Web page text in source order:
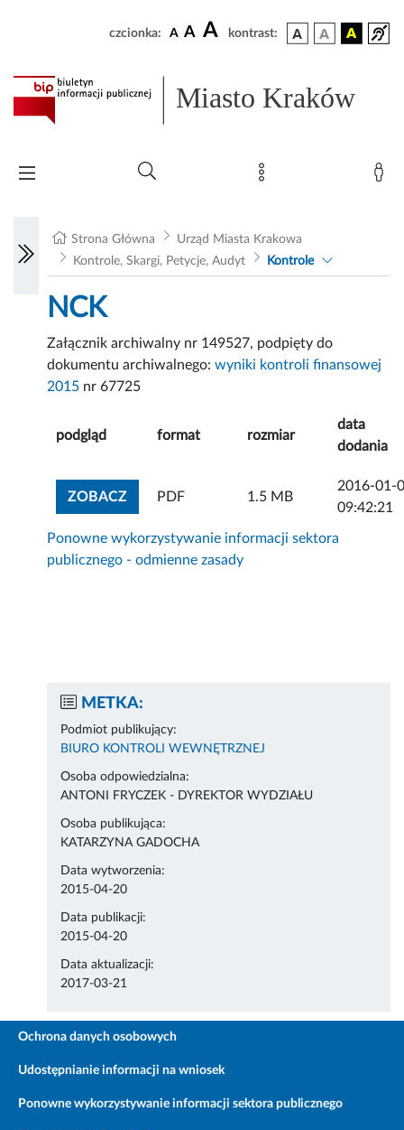
czcionka: A A A kontrast:
Miasto Kraków
Strona Główna
Urząd Miasta Krakowa
Kontrole, Skargi, Petycje, Audyt
Kontrole
NCK
Załącznik archiwalny nr 149527, podpięty do
dokumentu archiwalnego:wyniki kontroli finansowej
2015 nr 67725
podgląd format rozmiar
data
dodania
ZOBACZZOBACZ ZAŁĄCZNIK
PDF 1.5 MB
2016-01-
09:42:21
Ponowne wykorzystywanie informacji sektora
publicznego - odmienne zasady
METKA:
Podmiot publikujący:
BIURO KONTROLI WEWNĘTRZNEJ
Osoba odpowiedzialna:
ANTONI FRYCZEK - DYREKTOR WYDZIAŁU
Osoba publikująca:
KATARZYNA GADOCHA
Data wytworzenia:
2015-04-20
Data publikacji:
2015-04-20
Data aktualizacji:
2017-03-21
Ochrona danych osobowych
Udostępnianie informacji na wniosek
Ponowne wykorzystywanie informacji sektora publicznego